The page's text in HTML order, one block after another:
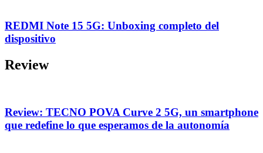
REDMI Note 15 5G: Unboxing completo del
dispositivo
Review
Review: TECNO POVA Curve 2 5G, un smartphone
que redefine lo que esperamos de la autonomía